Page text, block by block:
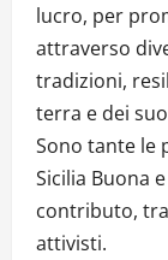
lucro, per
attraverso
tradizioni,
terra e dei
Sono tante le
Sicilia Buona
contributo,
attivisti.